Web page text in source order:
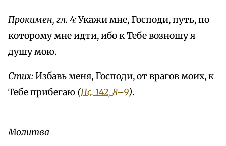
Прокимен, гл. 4:Укажи мне, Господи, путь, по
которому мне идти, ибо к Тебе возношу я
душу мою.
Стих:Избавь меня, Господи, от врагов моих, к
Тебе прибегаю (Пс. 142, 8–9).
Молитва